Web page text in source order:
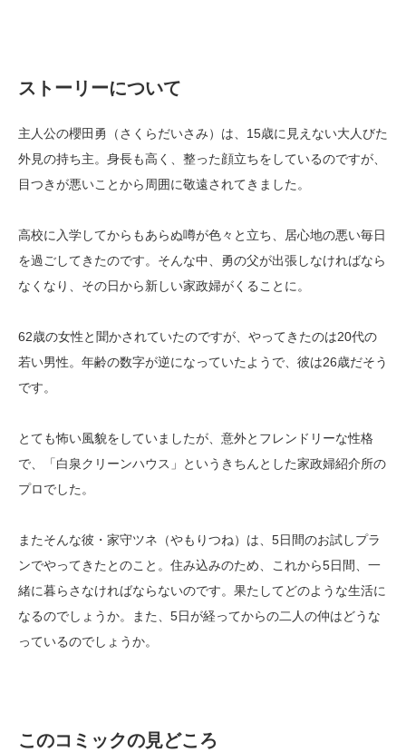
ストーリーについて
主人公の櫻田勇（さくらだいさみ）は、15歳に見えない大人びた
外見の持ち主。身長も高く、整った顔立ちをしているのですが、
目つきが悪いことから周囲に敬遠されてきました。
高校に入学してからもあらぬ噂が色々と立ち、居心地の悪い毎日
を過ごしてきたのです。そんな中、勇の父が出張しなければなら
なくなり、その日から新しい家政婦がくることに。
62歳の女性と聞かされていたのですが、やってきたのは20代の
若い男性。年齢の数字が逆になっていたようで、彼は26歳だそう
です。
とても怖い風貌をしていましたが、意外とフレンドリーな性格
で、「白泉クリーンハウス」というきちんとした家政婦紹介所の
プロでした。
またそんな彼・家守ツネ（やもりつね）は、5日間のお試しプラ
ンでやってきたとのこと。住み込みのため、これから5日間、一
緒に暮らさなければならないのです。果たしてどのような生活に
なるのでしょうか。また、5日が経ってからの二人の仲はどうな
っているのでしょうか。
このコミックの見どころ